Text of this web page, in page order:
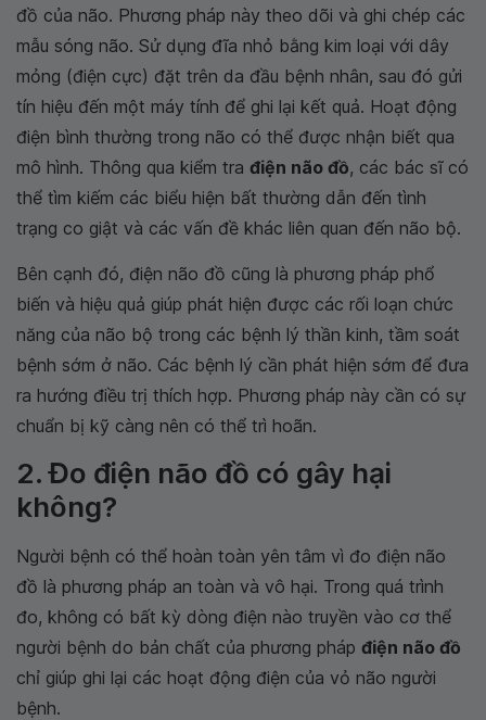
đồ của não. Phương pháp này theo dõi và ghi chép các
mẫu sóng não. Sử dụng đĩa nhỏ bằng kim loại với dây
mỏng (điện cực) đặt trên da đầu bệnh nhân, sau đó gửi
tín hiệu đến một máy tính để ghi lại kết quả. Hoạt động
điện bình thường trong não có thể được nhận biết qua
mô hình. Thông qua kiểm tra điện não đồ, các bác sĩ có
thể tìm kiếm các biểu hiện bất thường dẫn đến tình
trạng co giật và các vấn đề khác liên quan đến não bộ.
Bên cạnh đó, điện não đồ cũng là phương pháp phổ
biến và hiệu quả giúp phát hiện được các rối loạn chức
năng của não bộ trong các bệnh lý thần kinh, tầm soát
bệnh sớm ở não. Các bệnh lý cần phát hiện sớm để đưa
ra hướng điều trị thích hợp. Phương pháp này cần có sự
chuẩn bị kỹ càng nên có thể trì hoãn.
2. Đo điện não đồ có gây hại
không?
Người bệnh có thể hoàn toàn yên tâm vì đo điện não
đồ là phương pháp an toàn và vô hại. Trong quá trình
đo, không có bất kỳ dòng điện nào truyền vào cơ thể
người bệnh do bản chất của phương pháp điện não đồ
chỉ giúp ghi lại các hoạt động điện của vỏ não người
bệnh.